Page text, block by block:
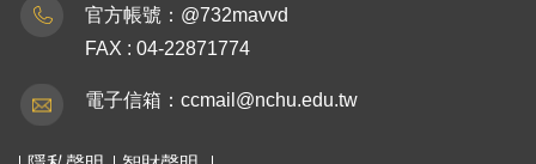
官方帳號：@732mavvd
FAX : 04-22871774
電子信箱：ccmail@nchu.edu.tw